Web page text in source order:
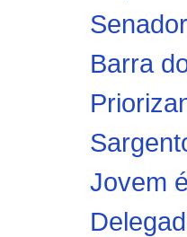
Barra
Jovem